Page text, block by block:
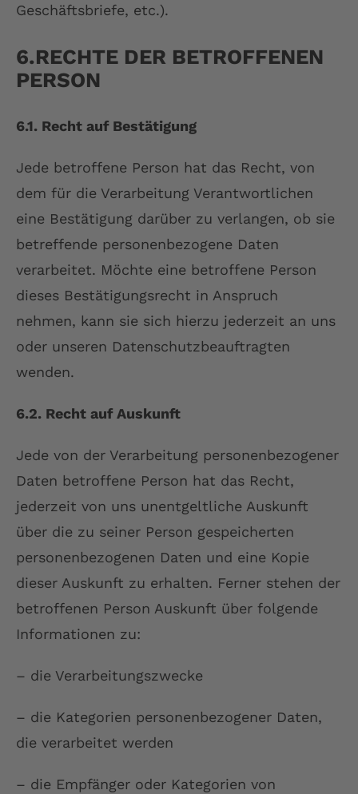
Geschäftsbriefe, etc.).
6.RECHTE DER BETROFFENEN
PERSON
6.1. Recht auf Bestätigung
Jede betroffene Person hat das Recht, von
dem für die Verarbeitung Verantwortlichen
eine Bestätigung darüber zu verlangen, ob sie
betreffende personenbezogene Daten
verarbeitet. Möchte eine betroffene Person
dieses Bestätigungsrecht in Anspruch
nehmen, kann sie sich hierzu jederzeit an uns
oder unseren Datenschutzbeauftragten
wenden.
6.2. Recht auf Auskunft
Jede von der Verarbeitung personenbezogener
Daten betroffene Person hat das Recht,
jederzeit von uns unentgeltliche Auskunft
über die zu seiner Person gespeicherten
personenbezogenen Daten und eine Kopie
dieser Auskunft zu erhalten. Ferner stehen der
betroffenen Person Auskunft über folgende
Informationen zu:
– die Verarbeitungszwecke
– die Kategorien personenbezogener Daten,
die verarbeitet werden
– die Empfänger oder Kategorien von